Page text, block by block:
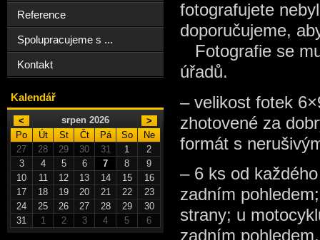
fotografujete
doporučujeme,
Fotografie se
úřadů.
– velikost fotek
zhotovené za
formát s
– 6 ks od
zadním
strany; u
zadním pohledem.
Reference
Spolupracujeme s ...
Kontakt
Kalendář
< srpen 2026
>
Po
Út St Čt Pá So
Ne
27
28 29 30 31 1
2
3
4 5 6 7 8
9
10
11 12 13 14 15
16
17
18 19 20 21 22
23
24
25 26 27 28 29
30
31
1 2 3 4 5 6